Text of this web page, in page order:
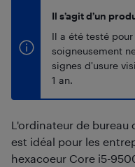
Il s’agit d’un
Il a été testé pour
soigneusement
signes d'usure
1 an.
L'ordinateur de bureau
est idéal pour les
hexacoeur Core i5-